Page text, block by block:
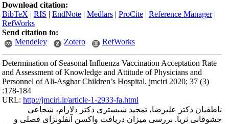
Download citation:
BibTeX |RIS |EndNote |Medlars |ProCite |Reference Manager
RefWorks
Send citation to:
Mendeley
Zotero RefWorks
Determination of Seasonal Influenza Vaccination Acceptation Rate
and Assessment of Knowledge and Attitude of Physicians and
Personnel of Ali-Asghar Children’s Hospital. jmciri 2020; 37 (3)
:178-184
URL:http://jmciri.ir/article-1-2933-fa.html
ناطقیان دکتر علیرضا، تمجید شبستری دکتر دلارام، شجاعی
جشوقانی ثریا. بررسی میزان دریافت واکسن آنفلونزای فصلی و